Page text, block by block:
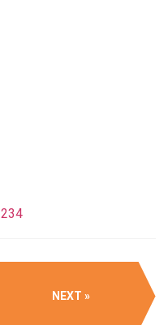
234
NEXT